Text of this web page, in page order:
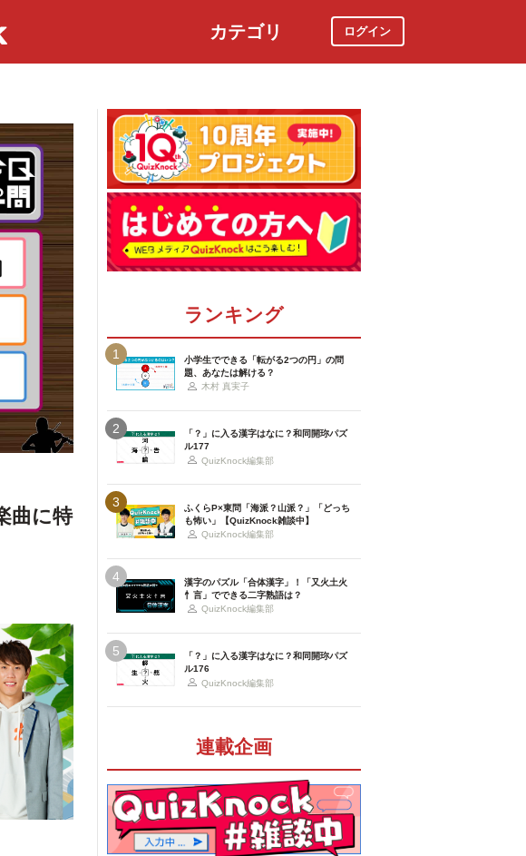
カテゴリ ログイン
曲に特
ランキング
1
小学生でできる「転がる2つの円」の問
題、あなたは解ける？
木村 真実子
2
「？」に入る漢字はなに？和同開珎パズ
ル177
QuizKnock編集部
3
ふくらP×東問「海派？山派？」「どっち
も怖い」【QuizKnock雑談中】
QuizKnock編集部
4
漢字のパズル「合体漢字」！「又火土火
忄言」でできる二字熟語は？
QuizKnock編集部
5
「？」に入る漢字はなに？和同開珎パズ
ル176
QuizKnock編集部
連載企画